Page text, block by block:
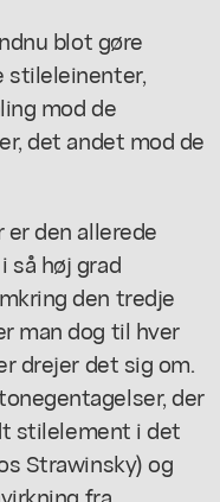
blot gøre
stileleinenter,
mod de
det andet mod de
den allerede
så høj grad
den tredje
man dog til hver
drejer det sig om.
der
stilelement i det
Strawinsky) og
fra